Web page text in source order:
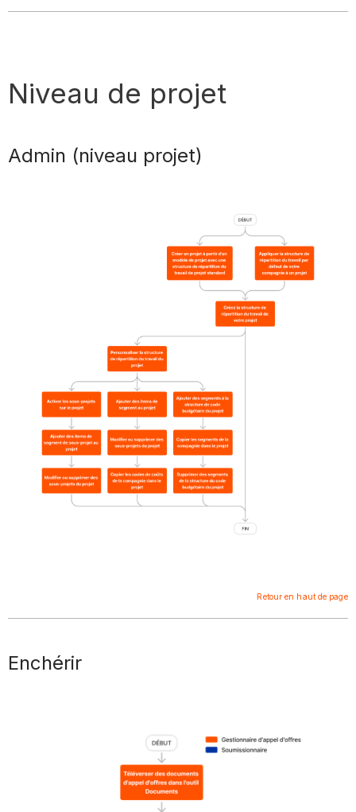
Niveau de projet
Admin (niveau projet)
Retour en haut de page
Enchérir